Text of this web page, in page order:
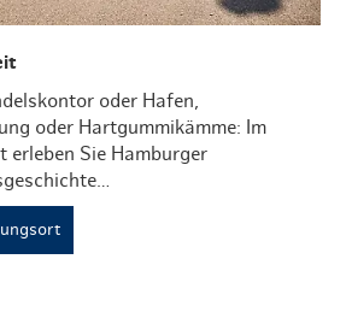
oder Hafen,
oder Hartgummikämme: Im
erleben Sie Hamburger